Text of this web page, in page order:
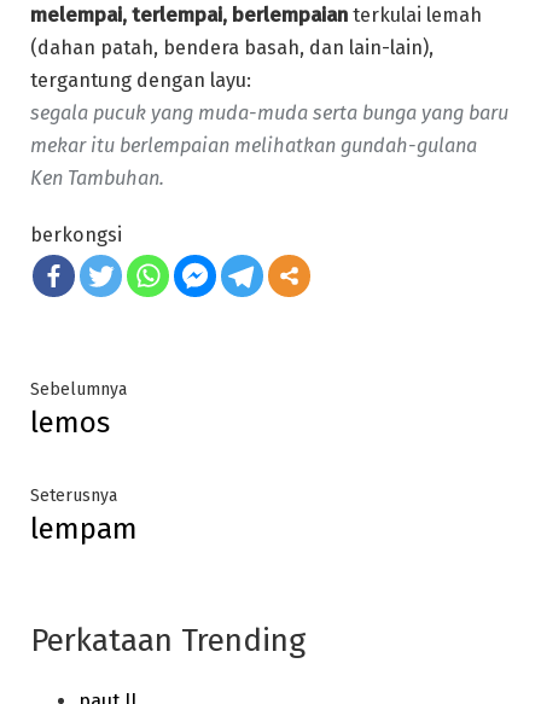
melempai, terlempai, berlempaian terkulai lemah
(dahan patah, bendera basah, dan lain-lain),
tergantung dengan layu:
segala pucuk yang muda-muda serta bunga yang baru
mekar itu berlempaian melihatkan gundah-gulana
Ken Tambuhan.
berkongsi
Post
navigation
SebelumnyaPrevious
lemos
SeterusnyaNext
post:
lempam
Perkataan Trending